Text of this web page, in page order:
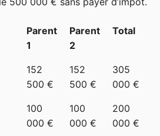
Parent
1
Parent
2
Total
152
500 €
152
500 €
305
000 €
100
000 €
100
000 €
200
000 €